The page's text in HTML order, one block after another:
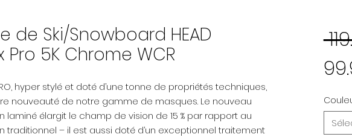
de Ski/Snowboard HEAD
Pro 5K Chrome WCR
hyper stylé et doté d’une tonne de propriétés techniques,
nouveauté de notre gamme de masques. Le nouveau
laminé élargit le champ de vision de 15 % par rapport au
traditionnel – il est aussi doté d’un exceptionnel traitement